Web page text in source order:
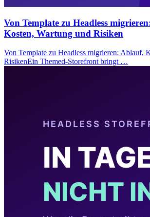
Von Template zu Headless
Kosten, Wartung und Risiken
Von Template zu Headless migrieren: Ablauf,
RisikenEin Themed-Storefront bringt …